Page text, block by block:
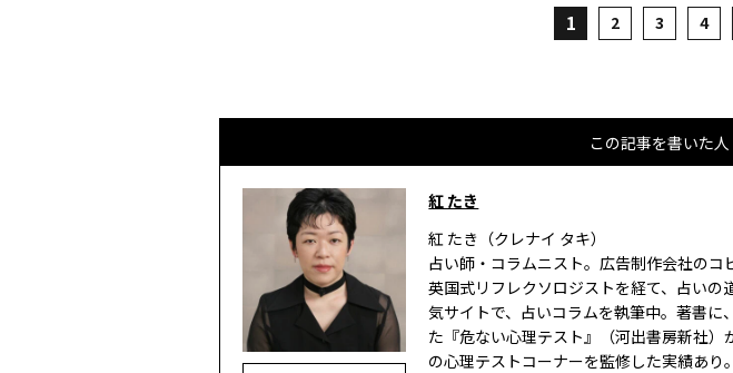
1 2 3 4
この記事を書いた人
紅 たき
紅 たき（クレナイ タキ）
占い師・コラムニスト。広告制作会社のコ
英国式リフレクソロジストを経て、占い
気サイトで、占いコラムを執筆中。著書
た『危ない心理テスト』（河出書房新社）
の心理テストコーナーを監修した実績あり。